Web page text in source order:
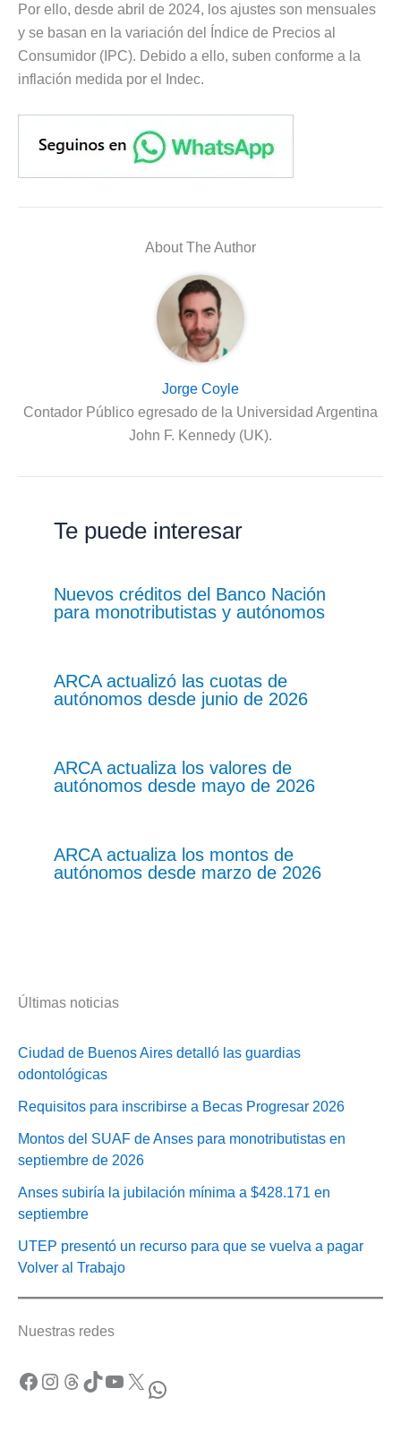
Por ello, desde abril de 2024, los ajustes son mensuales
y se basan en la variación del Índice de Precios al
Consumidor (IPC). Debido a ello, suben conforme a la
inflación medida por el Indec.
About The Author
Jorge Coyle
Contador Público egresado de la Universidad Argentina
John F. Kennedy (UK).
Te puede interesar
Nuevos créditos del Banco Nación
para monotributistas y autónomos
ARCA actualizó las cuotas de
autónomos desde junio de 2026
ARCA actualiza los valores de
autónomos desde mayo de 2026
ARCA actualiza los montos de
autónomos desde marzo de 2026
Últimas noticias
Ciudad de Buenos Aires detalló las guardias
odontológicas
Requisitos para inscribirse a Becas Progresar 2026
Montos del SUAF de Anses para monotributistas en
septiembre de 2026
Anses subiría la jubilación mínima a $428.171 en
septiembre
UTEP presentó un recurso para que se vuelva a pagar
Volver al Trabajo
Nuestras redes
Facebook Instagram Threads TikTok YouTube X WhatsApp